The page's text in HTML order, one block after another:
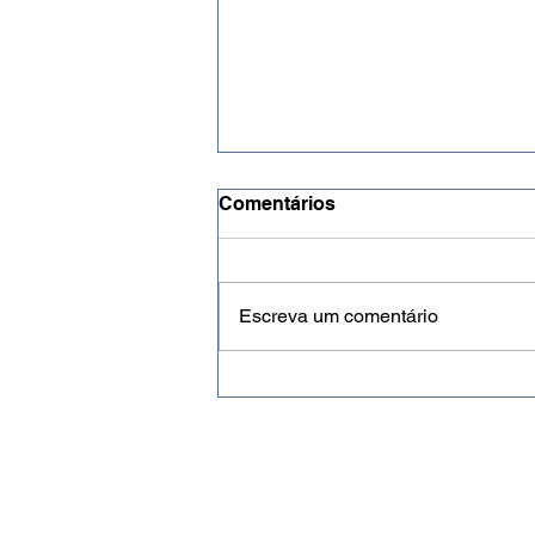
Comentários
Escreva um comentário